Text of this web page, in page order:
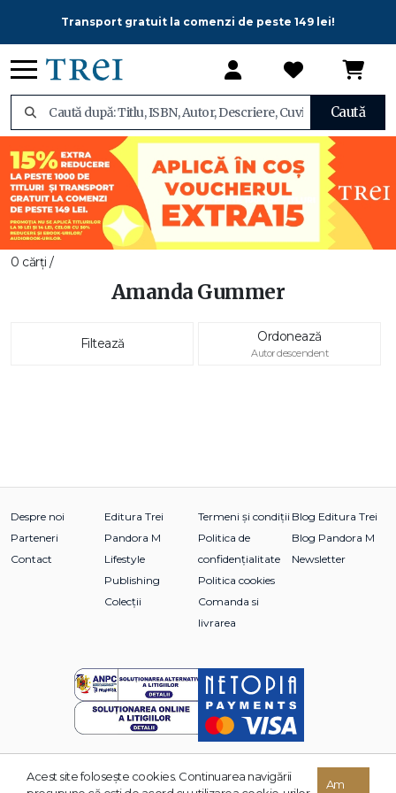
Transport gratuit la comenzi de peste 149 lei!
Caută
0 cărți /
Amanda Gummer
Filtează Ordonează
Autor descendent
Despre noi
Parteneri
Contact
Editura Trei
Pandora M
Lifestyle
Publishing
Colecții
Termeni și condiții
Politica de
confidențialitate
Politica cookies
Comanda si
livrarea
Blog Editura Trei
Blog Pandora M
Newsletter
© 2026 Grupul Editorial TREI. Toate drepturile rezervate.
Acest site foloseşte cookies. Continuarea navigării
Am